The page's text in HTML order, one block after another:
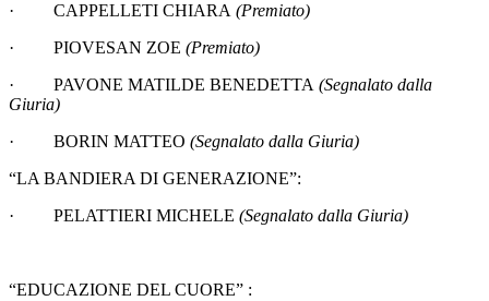
· CAPPELLETI CHIARA (Premiato)
· PIOVESAN ZOE (Premiato)
· PAVONE MATILDE BENEDETTA (Segnalato dalla
Giuria)
· BORIN MATTEO (Segnalato dalla Giuria)
“LA BANDIERA DI GENERAZIONE”:
· PELATTIERI MICHELE (Segnalato dalla Giuria)
“EDUCAZIONE DEL CUORE” :